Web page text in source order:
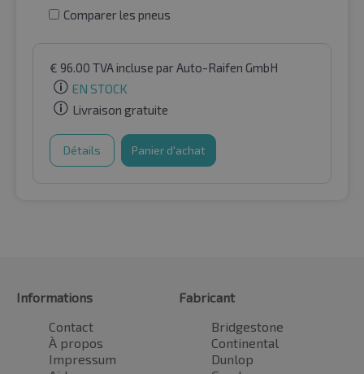
Comparer les pneus
€ 96.00 TVA incluse par Auto-Raifen GmbH
EN STOCK
Livraison gratuite
Détails Panier d'achat
Informations
Contact
À propos
Impressum
Fabricant
Bridgestone
Continental
Dunlop